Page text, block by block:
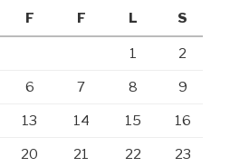
F F L S
1 2
6 7 8 9
13 14 15 16
20 21 22 23